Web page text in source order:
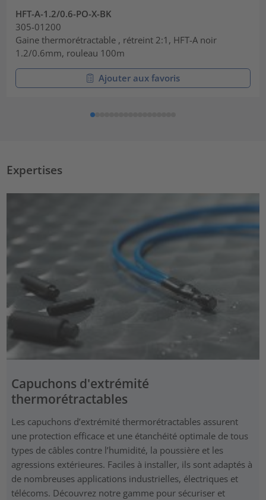
HFT-A-1.2/0.6-PO-X-BK
305-01200
Gaine thermorétractable , rétreint 2:1, HFT-A noir
1.2/0.6mm, rouleau 100m
Ajouter aux favoris
Expertises
Capuchons d'extrémité
thermorétractables
Les capuchons d’extrémité thermorétractables assurent
une protection efficace et une étanchéité optimale de tous
types de câbles contre l’humidité, la poussière et les
agressions extérieures. Faciles à installer, ils sont adaptés à
de nombreuses applications industrielles, électriques et
télécoms. Découvrez notre gamme pour sécuriser et